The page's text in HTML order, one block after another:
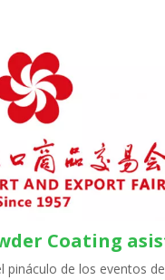
pináculo de los eventos de